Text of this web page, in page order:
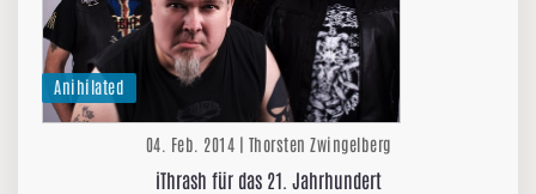
Anihilated
04. Feb. 2014 | Thorsten Zwingelberg
iThrash für das 21. Jahrhundert